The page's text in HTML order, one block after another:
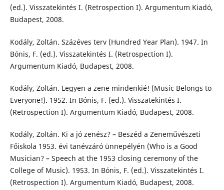
(ed.). Visszatekintés I. (Retrospection I). Argumentum Kiadó,
Budapest, 2008.
Kodály, Zoltán. Százéves terv (Hundred Year Plan). 1947. In
Bónis, F. (ed.). Visszatekintés I. (Retrospection I).
Argumentum Kiadó, Budapest, 2008.
Kodály, Zoltán. Legyen a zene mindenkié! (Music Belongs to
Everyone!). 1952. In Bónis, F. (ed.). Visszatekintés I.
(Retrospection I). Argumentum Kiadó, Budapest, 2008.
Kodály, Zoltán. Ki a jó zenész? – Beszéd a Zeneművészeti
Főiskola 1953. évi tanévzáró ünnepélyén (Who is a Good
Musician? – Speech at the 1953 closing ceremony of the
College of Music). 1953. In Bónis, F. (ed.). Visszatekintés I.
(Retrospection I). Argumentum Kiadó, Budapest, 2008.